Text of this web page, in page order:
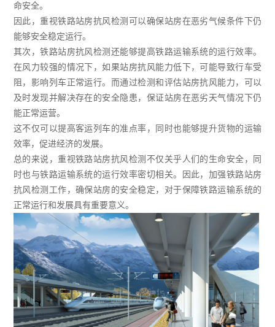
命安全。
因此，重视铁路站房抗风检测可以确保站房在恶劣气候条件下仍
能够安全稳定运行。
其次，铁路站房抗风检测还能够提高铁路运输系统的运行效率。
在风力较强的情况下，如果站房抗风能力低下，可能导致行车受
阻，影响列车正常运行。而通过检测和评估站房抗风能力，可以
及时发现并解决存在的安全隐患，保证站房在恶劣天气情况下仍
能正常运营。
这不仅可以提高客运列车的准点率，同时也能够提升货物的运输
效率，促进经济的发展。
总的来说，重视铁路站房抗风检测不仅关乎人们的生命安全，同
时也与铁路运输系统的运行效率密切相关。因此，加强铁路站房
抗风检测工作，确保站房的安全稳定，对于保障铁路运输系统的
正常运行和发展具有重要意义。